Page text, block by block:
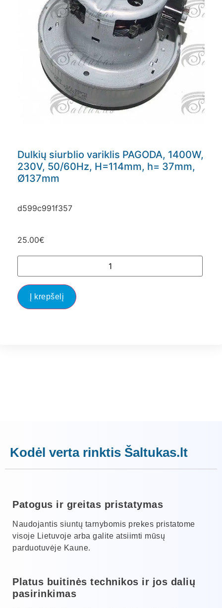
Dulkių siurblio variklis PAGODA, 1400W,
230V, 50/60Hz, H=114mm, h= 37mm,
Ø137mm
d599c991f357
25.00€
Į krepšelį
Kodėl verta rinktis Šaltukas.lt
Patogus ir greitas pristatymas
Naudojantis siuntų tarnybomis prekes pristatome
visoje Lietuvoje arba galite atsiimti mūsų
parduotuvėje Kaune.
Platus buitinės technikos ir jos dalių
pasirinkimas